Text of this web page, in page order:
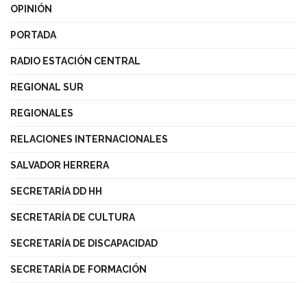
OPINIÓN
PORTADA
RADIO ESTACIÓN CENTRAL
REGIONAL SUR
REGIONALES
RELACIONES INTERNACIONALES
SALVADOR HERRERA
SECRETARÍA DD HH
SECRETARÍA DE CULTURA
SECRETARÍA DE DISCAPACIDAD
SECRETARÍA DE FORMACIÓN